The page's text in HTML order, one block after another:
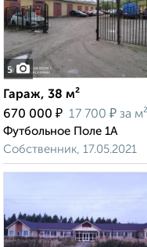
5
Гараж, 38 м²
670 000 ₽ 17 700 ₽ за м²
Футбольное Поле 1А
Собственник, 17.05.2021